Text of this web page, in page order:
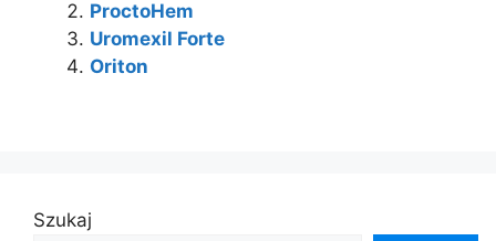
ProctoHem
Uromexil Forte
Oriton
Szukaj